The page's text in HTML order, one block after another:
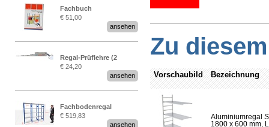
Fachbuch
„Regalprüfung nach DIN
€ 51,00
ansehen
Regal-Prüflehre (2
Stück)
€ 24,20
ansehen
Fachbodenregal
Stecksystem MultiPlus
€ 519,83
ansehen
Zu
Vorschaubild Bezeichnung
Aluminiumregal
1800 x 600 mm,